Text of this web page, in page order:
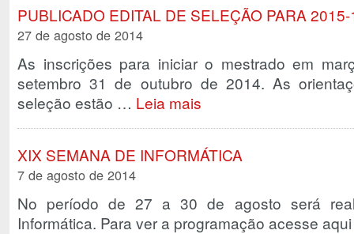
PUBLICADO EDITAL DE SELEÇÃO PARA
27 de agosto de 2014
As inscrições para iniciar o mestrado em
setembro 31 de outubro de 2014. As
seleção estão … Leia mais
XIX SEMANA DE INFORMÁTICA
7 de agosto de 2014
No período de 27 a 30 de agosto será
Informática. Para ver a programação acesse aqui